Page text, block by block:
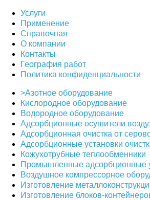
Услуги
Применение
Справочная
О компании
Контакты
География работ
Политика конфиденциальности
>Азотное оборудование
Кислородное оборудование
Водородное оборудование
Адсорбционные осушители
Адсорбционная очистка от
Адсорбционные установки
Кожухотрубные теплообменники
Промышленные адсорбционные
Воздушное компрессорное
Изготовление
Изготовление блоков-